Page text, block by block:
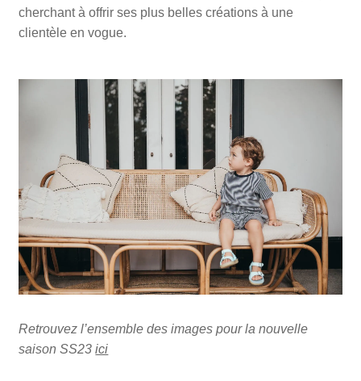
cherchant à offrir ses plus belles créations à une
clientèle en vogue.
Retrouvez l’ensemble des images pour la nouvelle
saison SS23ici